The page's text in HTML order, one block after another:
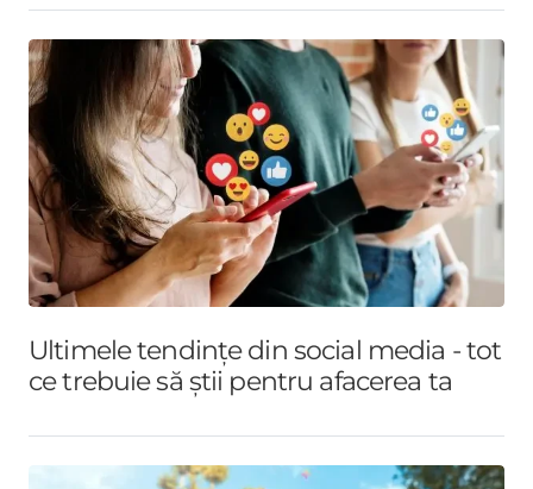
Ultimele tendințe din social media - tot
ce trebuie să știi pentru afacerea ta